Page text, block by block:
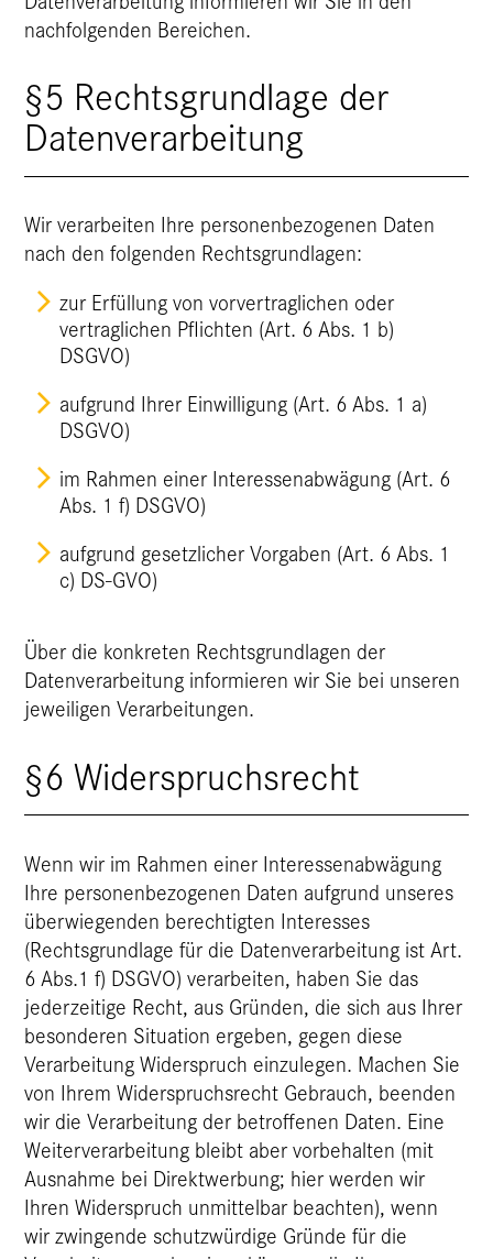
nachfolgenden Bereichen.
§5 Rechtsgrundlage der
Datenverarbeitung
Wir verarbeiten Ihre personenbezogenen Daten
nach den folgenden Rechtsgrundlagen:
zur Erfüllung von vorvertraglichen oder
vertraglichen Pflichten (Art. 6 Abs. 1 b)
DSGVO)
aufgrund Ihrer Einwilligung (Art. 6 Abs. 1 a)
DSGVO)
im Rahmen einer Interessenabwägung (Art. 6
Abs. 1 f) DSGVO)
aufgrund gesetzlicher Vorgaben (Art. 6 Abs. 1
c) DS-GVO)
Über die konkreten Rechtsgrundlagen der
Datenverarbeitung informieren wir Sie bei unseren
jeweiligen Verarbeitungen.
§6 Widerspruchsrecht
Wenn wir im Rahmen einer Interessenabwägung
Ihre personenbezogenen Daten aufgrund unseres
überwiegenden berechtigten Interesses
(Rechtsgrundlage für die Datenverarbeitung ist Art.
6 Abs.1 f) DSGVO) verarbeiten, haben Sie das
jederzeitige Recht, aus Gründen, die sich aus Ihrer
besonderen Situation ergeben, gegen diese
Verarbeitung Widerspruch einzulegen. Machen Sie
von Ihrem Widerspruchsrecht Gebrauch, beenden
wir die Verarbeitung der betroffenen Daten. Eine
Weiterverarbeitung bleibt aber vorbehalten (mit
Ausnahme bei Direktwerbung; hier werden wir
Ihren Widerspruch unmittelbar beachten), wenn
wir zwingende schutzwürdige Gründe für die